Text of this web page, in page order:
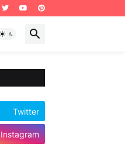
Twitter
Instagram